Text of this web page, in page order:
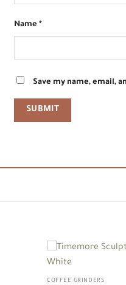
Name *
Save my name, email,
+
COFFEE GRINDERS